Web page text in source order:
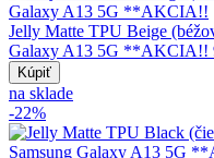
Jelly Matte TPU Beige
Galaxy A13 5G **AKCIA!!
Kúpiť
na sklade
-22%